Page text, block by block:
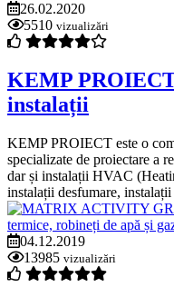
26.02.2020
5510 vizualizări
KEMP
instalații
KEMP PROIECT este o
specializate de proiectare a
dar și instalații HVAC
instalații desfumare, instalații
04.12.2019
13985 vizualizări